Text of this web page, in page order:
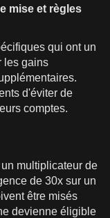
mise et règles
qui ont un
les gains
d'éviter de
comptes.
multiplicateur de
de 30x sur un
être misés
devienne éligible